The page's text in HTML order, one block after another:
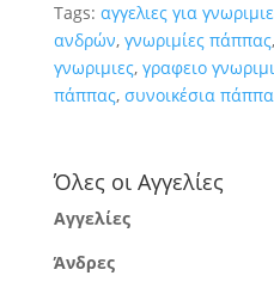
Tags: αγγελιες για
ανδρών, γνωριμίες πάππας,
γνωριμιες, γραφειο
πάππας, συνοικέσια
Όλες οι Αγγελίες
Αγγελίες
Άνδρες